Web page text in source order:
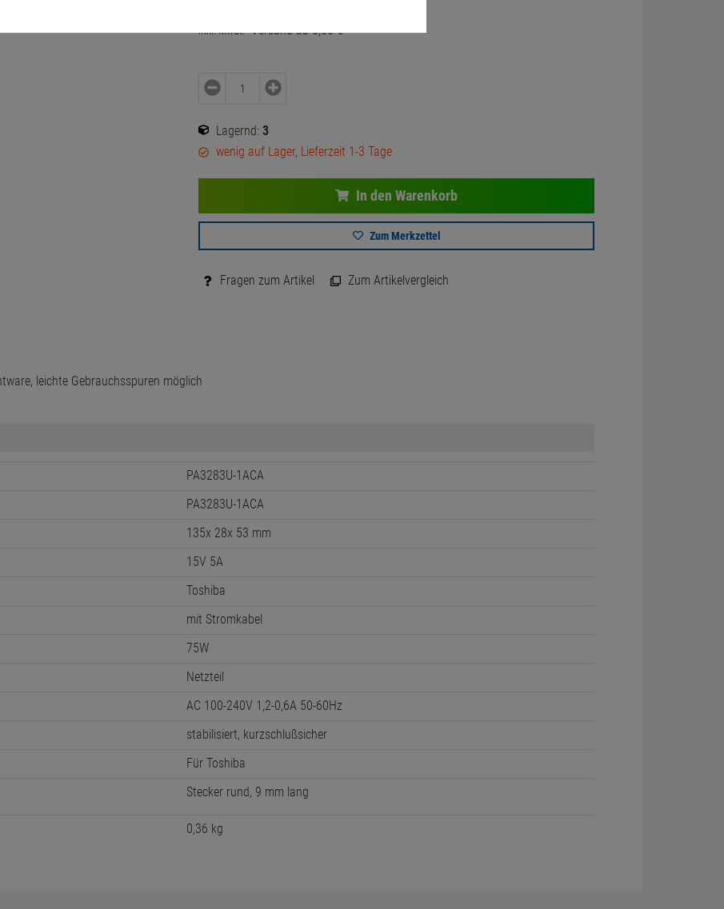
inkl. MwSt. Versand ab6,00 €
Lagernd: 3
wenig auf Lager, Lieferzeit 1-3 Tage
In den Warenkorb
Zum Merkzettel
Fragen zum Artikel Zum Artikelvergleich
leichte Gebrauchsspuren möglich
PA3283U-1ACA
PA3283U-1ACA
135x 28x 53 mm
15V 5A
Toshiba
mit Stromkabel
75W
Netzteil
AC 100-240V 1,2-0,6A 50-60Hz
stabilisiert, kurzschlußsicher
Für Toshiba
Stecker rund, 9 mm lang
0,36 kg